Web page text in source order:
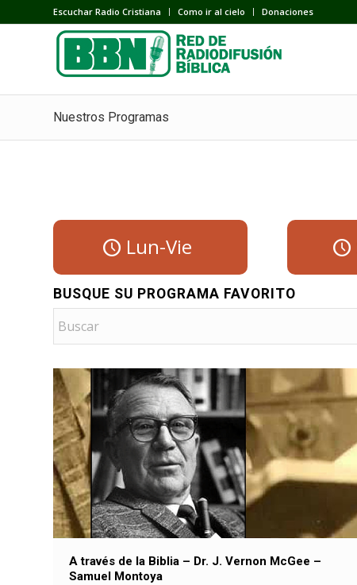
Escuchar Radio Cristiana Como ir al cielo Donaciones
Nuestros Programas
Lun-Vie
BUSQUE SU PROGRAMA FAVORITO
A través de la Biblia – Dr. J. Vernon McGee –
Samuel Montoya